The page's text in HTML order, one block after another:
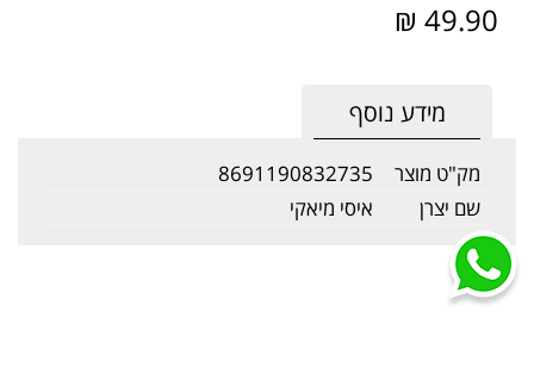
49.90 ₪
מידע נוסף
מק"ט מוצר
8691190832735
שם יצרן
איסי מיאקי